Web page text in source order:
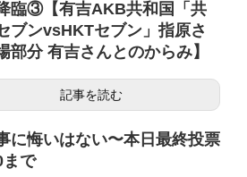
臨③【有吉AKB共和国「共
ブンvsHKTセブン」指原さ
部分 有吉さんとのからみ】
記事を読む
に悔いはない〜本日最終投票
まで